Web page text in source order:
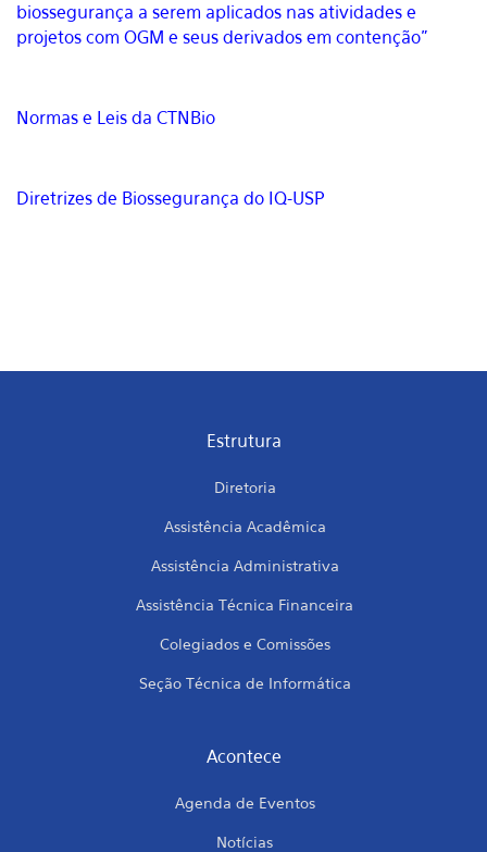
biossegurança a serem aplicados nas atividades e
projetos com OGM e seus derivados em contenção"
Normas e Leis da CTNBio
Diretrizes de Biossegurança do IQ-USP
Estrutura
Diretoria
Assistência Acadêmica
Assistência Administrativa
Assistência Técnica Financeira
Colegiados e Comissões
Seção Técnica de Informática
Acontece
Agenda de Eventos
Notícias